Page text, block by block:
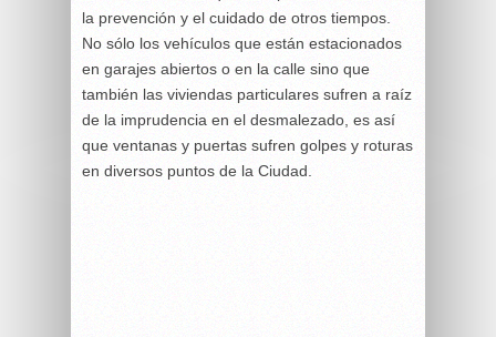
la prevención y el cuidado de otros tiempos.
No sólo los vehículos que están estacionados
en garajes abiertos o en la calle sino que
también las viviendas particulares sufren a raíz
de la imprudencia en el desmalezado, es así
que ventanas y puertas sufren golpes y roturas
en diversos puntos de la Ciudad.